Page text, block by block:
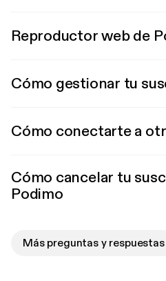
Reproductor web de
Cómo gestionar tu
Cómo conectarte a
Cómo cancelar tu
Podimo
Más preguntas y respuestas